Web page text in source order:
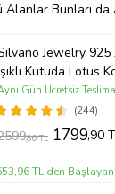
Alanlar Bunları da
Jewelry 925
Kutuda Lotus
(244)
Gün Ücretsiz
,86 TL 1799,90
TL'den